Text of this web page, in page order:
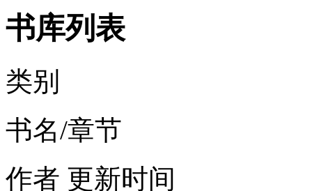
书库列表
类别
书名/章节
作者 更新时间